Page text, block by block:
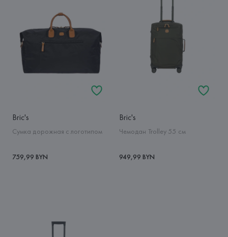
Bric's
Сумка дорожная с логотипом
759,99 BYN
Bric's
Чемодан Trolley 55 см
949,99 BYN